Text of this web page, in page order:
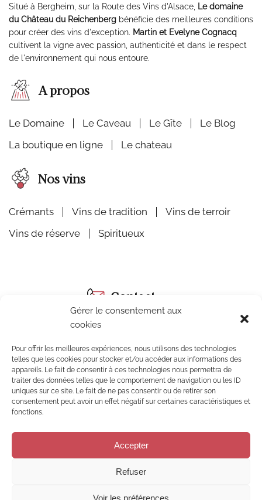
Gérer le consentement aux
cookies
Pour offrir les meilleures expériences, nous utilisons des technologies
telles que les cookies pour stocker et/ou accéder aux informations des
appareils. Le fait de consentir à ces technologies nous permettra de
traiter des données telles que le comportement de navigation ou les ID
uniques sur ce site. Le fait de ne pas consentir ou de retirer son
consentement peut avoir un effet négatif sur certaines caractéristiques et
fonctions.
Accepter
Refuser
Voir les préférences
Situé à Bergheim, sur la Route des Vins d'Alsace,
Le domaine
du Château du Reichenberg bénéficie des meilleures conditions
pour créer des vins d'exception. Martin et Evelyne Cognacq
cultivent la vigne avec passion, authenticité et dans le respect
de l'environnement qui nous entoure.
A propos
Le Domaine Le Caveau Le Gîte
Le Blog
La boutique en ligne
Le chateau
Nos vins
Crémants Vins de tradition
Vins de terroir
Vins de réserve
Spiritueux
Contact
+33 (0)3 67 35 07 63
contact@reichenberg.fr
28 place du Docteur Walter
68750 BERGHEIM
@rainet-creations @communicavin